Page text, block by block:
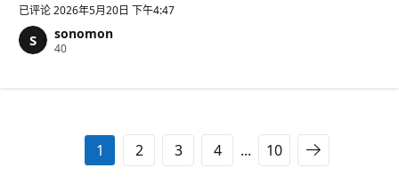
分
已评论2026年5月20日 下午4:47
sonomon
40信
1 2 3 4 ... 10